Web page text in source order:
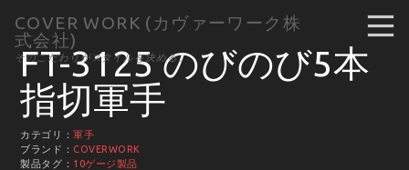
COVER WORK (カヴァーワーク株
式会社)
そのこだわりがスタイルを決める。
FT-3125 のびのび5本
指切軍手
カテゴリ：軍手
ブランド： COVERWORK
製品タグ： 10ゲージ製品